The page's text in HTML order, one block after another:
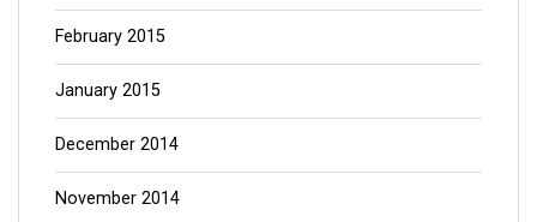
February 2015
January 2015
December 2014
November 2014